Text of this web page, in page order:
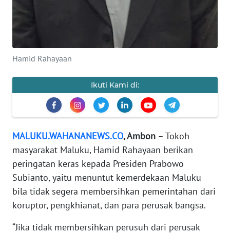
Hamid Rahayaan
Ikuti Kami di:
MALUKU.WAHANANEWS.CO, Ambon – Tokoh
masyarakat Maluku, Hamid Rahayaan berikan
peringatan keras kepada Presiden Prabowo
Subianto, yaitu menuntut kemerdekaan Maluku
bila tidak segera membersihkan pemerintahan dari
koruptor, pengkhianat, dan para perusak bangsa.
“Jika tidak membersihkan perusuh dari perusak
PEDOMAN
MEDIA
SIBER
REDAKSI
DISCLAIMER
Wahana
News
Regional
WN
WN